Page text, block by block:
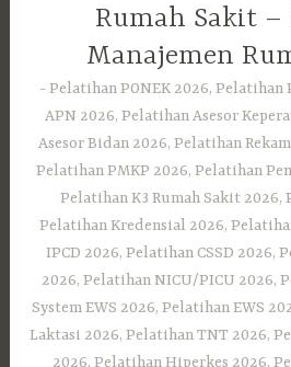
Rumah Sakit –
Manajemen
Pelatihan PONEK 2026, Pelatihan
APN 2026, Pelatihan Asesor
Asesor Bidan 2026, Pelatihan
Pelatihan PMKP 2026, Pelatihan
Pelatihan K3 Rumah Sakit 2026,
Pelatihan Kredensial 2026,
IPCD 2026, Pelatihan CSSD 2026,
2026, Pelatihan NICU/PICU 2026,
System EWS 2026, Pelatihan EWS
Laktasi 2026, Pelatihan TNT 2026,
2026, Pelatihan Hiperkes 2026,